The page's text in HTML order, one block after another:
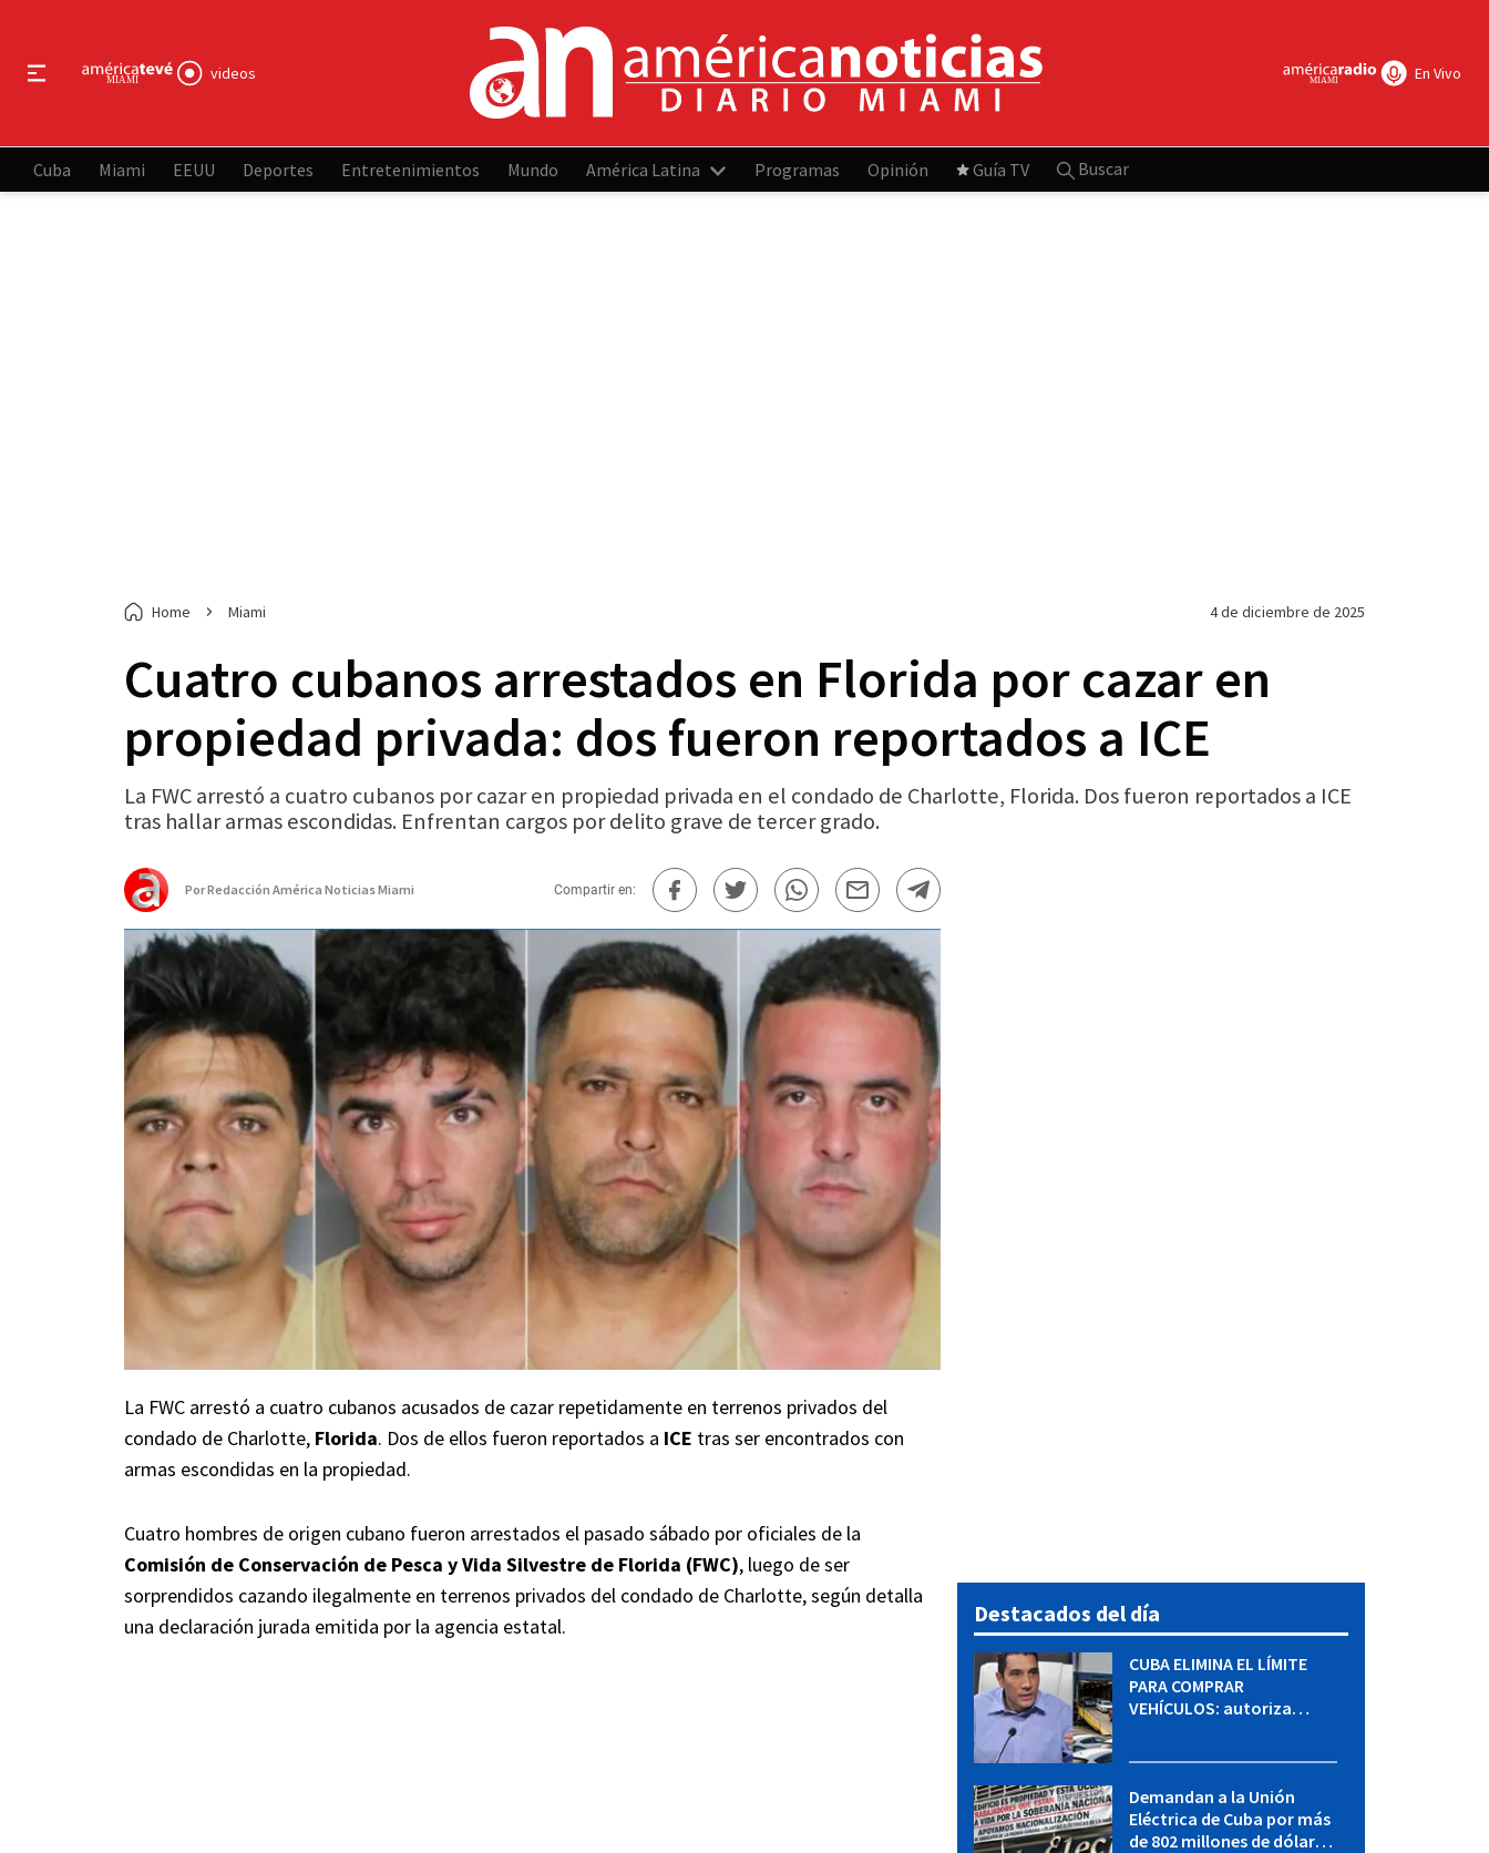
videos En Vivo
Cuba Miami EEUU Deportes Entretenimientos Mundo América Latina Programas Opinión Guía TV Buscar
Home Miami 4 de diciembre de 2025
Cuatro cubanos arrestados en Florida por cazar en
propiedad privada: dos fueron reportados a ICE
La FWC arrestó a cuatro cubanos por cazar en propiedad privada en el condado de Charlotte, Florida. Dos fueron reportados a ICE
tras hallar armas escondidas. Enfrentan cargos por delito grave de tercer grado.
PorRedacción América Noticias Miami Compartir en:
La FWC arrestó a cuatro cubanos acusados de cazar repetidamente en terrenos privados del
condado de Charlotte, Florida. Dos de ellos fueron reportados a ICE tras ser encontrados con
armas escondidas en la propiedad.
Cuatro hombres de origen cubano fueron arrestados el pasado sábado por oficiales de la
Comisión de Conservación de Pesca y Vida Silvestre de Florida (FWC), luego de ser
sorprendidos cazando ilegalmente en terrenos privados del condado de Charlotte, según detalla
una declaración jurada emitida por la agencia estatal.
Destacados del día
CUBA ELIMINA EL LÍMITE
PARA COMPRAR
VEHÍCULOS: autoriza
Demandan a la Unión
Eléctrica de Cuba por más
de 802 millones de dólares